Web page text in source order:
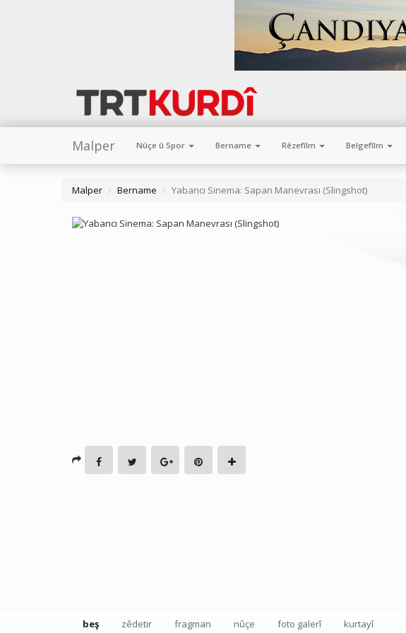
Malper Nûçe û Spor Bername Rêzefîlm Belgefîlm
Malper Bername Yabancı Sinema: Sapan Manevrası (Slingshot)
beş zêdetir fragman nûçe foto galerî kurtayî